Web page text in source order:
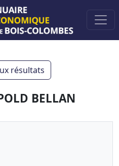
résultats
BELLAN